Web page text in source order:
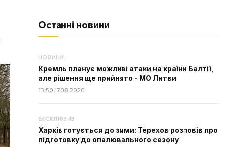
Останні новини
НОВИНИ
Кремль планує можливі атаки на країни Балтії,
але рішення ще прийнято - МО Литви
13:50 | 7.08.2026
ЕКСКЛЮЗИВ
Харків готується до зими: Терехов розповів про
підготовку до опалювального сезону